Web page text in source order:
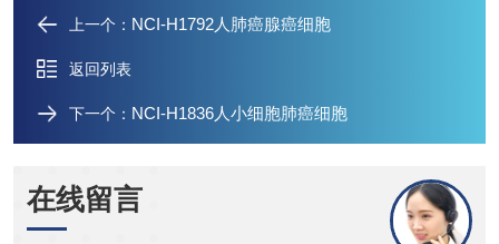
上一个： NCI-H1792人肺癌腺癌细胞
返回列表
下一个： NCI-H1836人小细胞肺癌细胞
在线留言